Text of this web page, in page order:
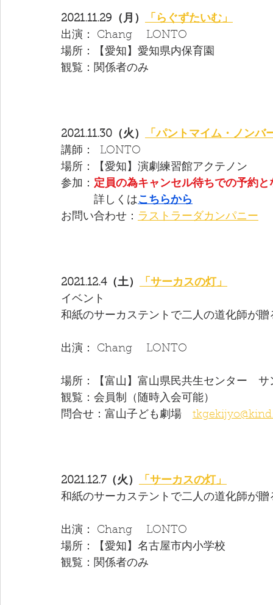
2021.11.29（月）
「らぐずたいむ」
出演： Chang　 LONTO
場所：【愛知】愛知県内保育園
観覧：関係者のみ
2021.11.30（火）
「パントマイム・ノンバ
講師：  LONTO
場所：【愛知】演劇練習館アクテノン
参加： 定員の為キャンセル待ちでの予約と
詳しくはこちらから
お問い合わせ： ラストラーダカンパニー
2021.12.4（土）
「サーカスの灯」
イベント
和紙のサーカステントで二人の道化師が
出演： Chang　 LONTO
場所：【富山】富山県民共生センター　
観覧：会員制（随時入会可能）
問合せ：富山子ども劇場
2021.12.7（火）
「サーカスの灯」
和紙のサーカステントで二人の道化師が
出演： Chang　 LONTO
場所：【愛知】名古屋市内小学校
観覧：関係者のみ